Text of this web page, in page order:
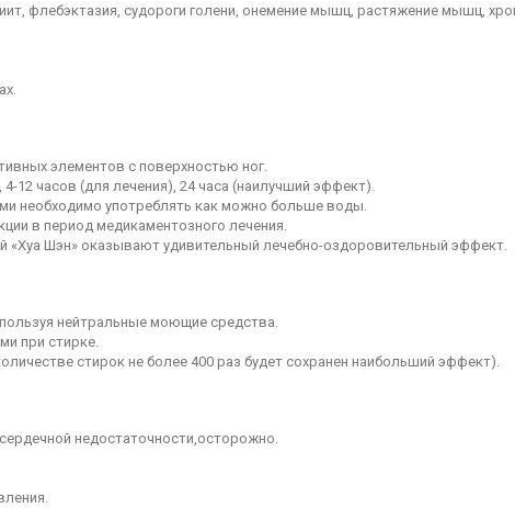
флебэктазия, судороги голени, онемение мышц, растяжение мышц,
элементов с поверхностью ног.
12 часов (для лечения), 24 часа (наилучший эффект).
необходимо употреблять как можно больше воды.
в период медикаментозного лечения.
«Хуа Шэн» оказывают удивительный лечебно-оздоровительный эффект.
нейтральные моющие средства.
при стирке.
стирок не более 400 раз будет сохранен наибольший эффект).
недостаточности,осторожно.